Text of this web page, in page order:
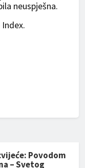
neuspješna.
Povodom
– Svetog